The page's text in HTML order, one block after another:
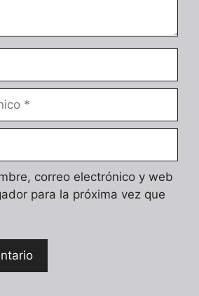
correo electrónico y web
para la próxima vez que